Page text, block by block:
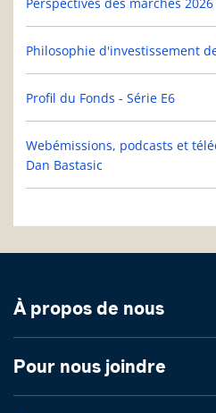
Perspectives des marchés
Philosophie d'investissement
Profil du Fonds - Série E6
Webémissions, podcasts et
Dan Bastasic
À propos de nous
Pour nous joindre